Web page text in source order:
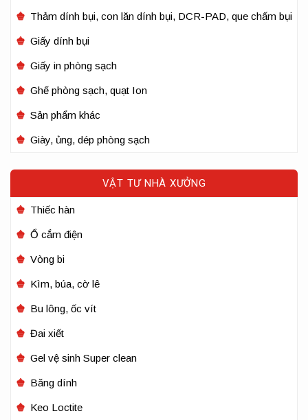
Thảm dính bụi, con lăn dính bụi, DCR-PAD, que chấm bụi
Giấy dính bụi
Giấy in phòng sạch
Ghế phòng sạch, quạt Ion
Sản phẩm khác
Giày, ủng, dép phòng sạch
VẬT TƯ NHÀ XƯỞNG
Thiếc hàn
Ổ cắm điện
Vòng bi
Kìm, búa, cờ lê
Bu lông, ốc vít
Đai xiết
Gel vệ sinh Super clean
Băng dính
Keo Loctite